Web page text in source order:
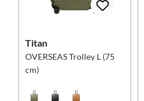
Titan
OVERSEAS Trolley L (75
cm)